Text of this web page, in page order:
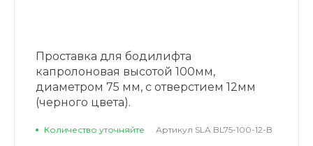
Проставка для бодилифта
капролоновая высотой 100мм,
диаметром 75 мм, с отверстием 12мм
(черного цвета).
Количество уточняйте Артикул SLA BL75-100-12-B